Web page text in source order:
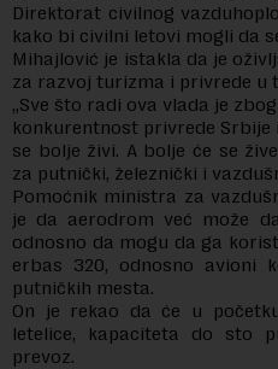
Direktorat civilnog
kako bi civilni letovi mogli da
Mihajlović je istakla da je
za razvoj turizma i privrede u
„Sve što radi ova vlada je
konkurentnost privrede Srbije
se bolje živi. A bolje će se
za putnički, železnički i
Pomoćnik ministra za
je da aerodrom već može
odnosno da mogu da ga
erbas 320, odnosno avioni
putničkih mesta.
On je rekao da će u
letelice, kapaciteta do sto
prevoz.